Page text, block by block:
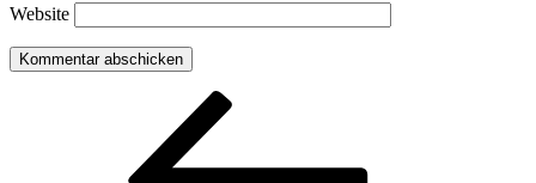
Website
Beitragsnavigation